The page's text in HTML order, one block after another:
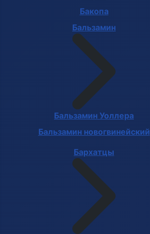
Бакопа
Бальзамин
Бальзамин Уоллера
Бальзамин новогвинейский
Бархатцы